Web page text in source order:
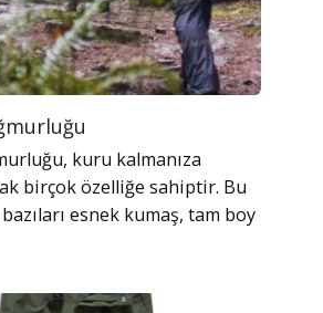
kuru kalmanıza
birçok özelliğe sahiptir. Bu
esnek kumaş, tam boy